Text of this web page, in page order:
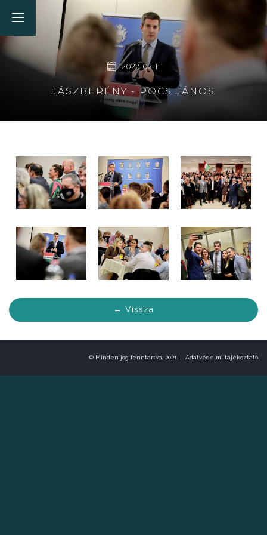
2022-02-11
JÁSZBERÉNY - PÓCS JÁNOS
← Vissza
© Minden jog fenntartva, 2021 | Adatvédelmi tájékoztató